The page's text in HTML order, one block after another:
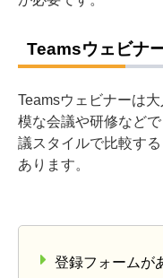
Teamsウェビナ
Teamsウェビナーは
模な会議や研修など
議スタイルで比較す
あります。
登録フォームが